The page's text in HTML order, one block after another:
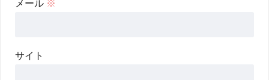
メール ※
サイト